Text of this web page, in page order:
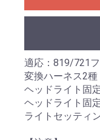
適応：819/721
変換ハーネス2種
ヘッドライト固
ヘッドライト固
ライトセッティ